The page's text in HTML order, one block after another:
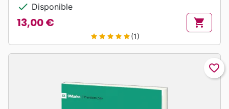
check Disponible
Prix
13,00 € shopping_cart
star star star star star(1)
favorite_border